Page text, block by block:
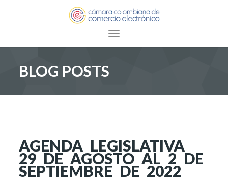
Toggle navigation
BLOG POSTS
AGENDA LEGISLATIVA
29 DE AGOSTO AL 2 DE
SEPTIEMBRE DE 2022